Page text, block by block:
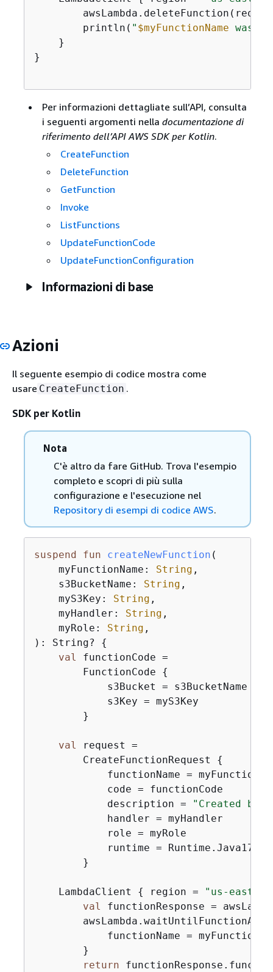
        println(
" $myFunctionName was
    }
}
Per informazioni dettagliate sull’API, consulta
i seguenti argomenti nella documentazione di
riferimento dell’API AWS SDK per Kotlin.
CreateFunction
DeleteFunction
GetFunction
Invoke
ListFunctions
UpdateFunctionCode
UpdateFunctionConfiguration
Informazioni di base
Azioni
Il seguente esempio di codice mostra come
usare CreateFunction .
SDK per Kotlin
Nota
C'è altro da fare GitHub. Trova l'esempio
completo e scopri di più sulla
configurazione e l'esecuzione nel
Repository di esempi di codice AWS.
suspend fun createNewFunction (
    myFunctionName:
String ,
    s3BucketName:
String ,
    myS3Key:
String ,
    myHandler:
String ,
    myRole:
String ,
) : String? {
val functionCode =
        FunctionCode
{
            s3Bucket = s3BucketName
            s3Key = myS3Key
        }
val request =
        CreateFunctionRequest
{
functionName =
            code = functionCode
            description =
"Created by
            handler = myHandler
            role = myRole
            runtime = Runtime.Java17
        }
    LambdaClient
{ region = "us-east-1"
val functionResponse =
functionName =
        }
return